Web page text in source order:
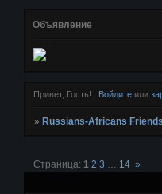
Объявление
Привет, Гость! Войдитеили
» Russians-Africans
Страница: 1 2 3 14 »